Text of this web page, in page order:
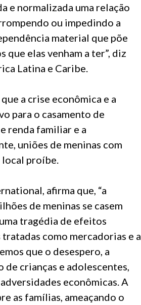
e normalizada uma relação
ou impedindo a
material que põe
elas venham a ter”, diz
Latina e Caribe.
a crise econômica e a
para o casamento de
renda familiar e a
uniões de meninas com
proíbe.
afirma que, “a
de meninas se casem
tragédia de efeitos
como mercadorias e a
que o desespero, a
crianças e adolescentes,
econômicas. A
as famílias, ameaçando o